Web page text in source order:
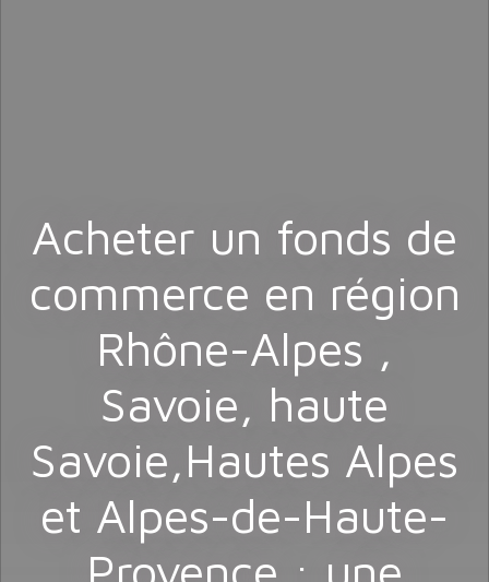
Acheter un fonds de
commerce en région
Rhône-Alpes ,
Savoie, haute
Savoie,Hautes Alpes
et Alpes-de-Haute-
Provence : une